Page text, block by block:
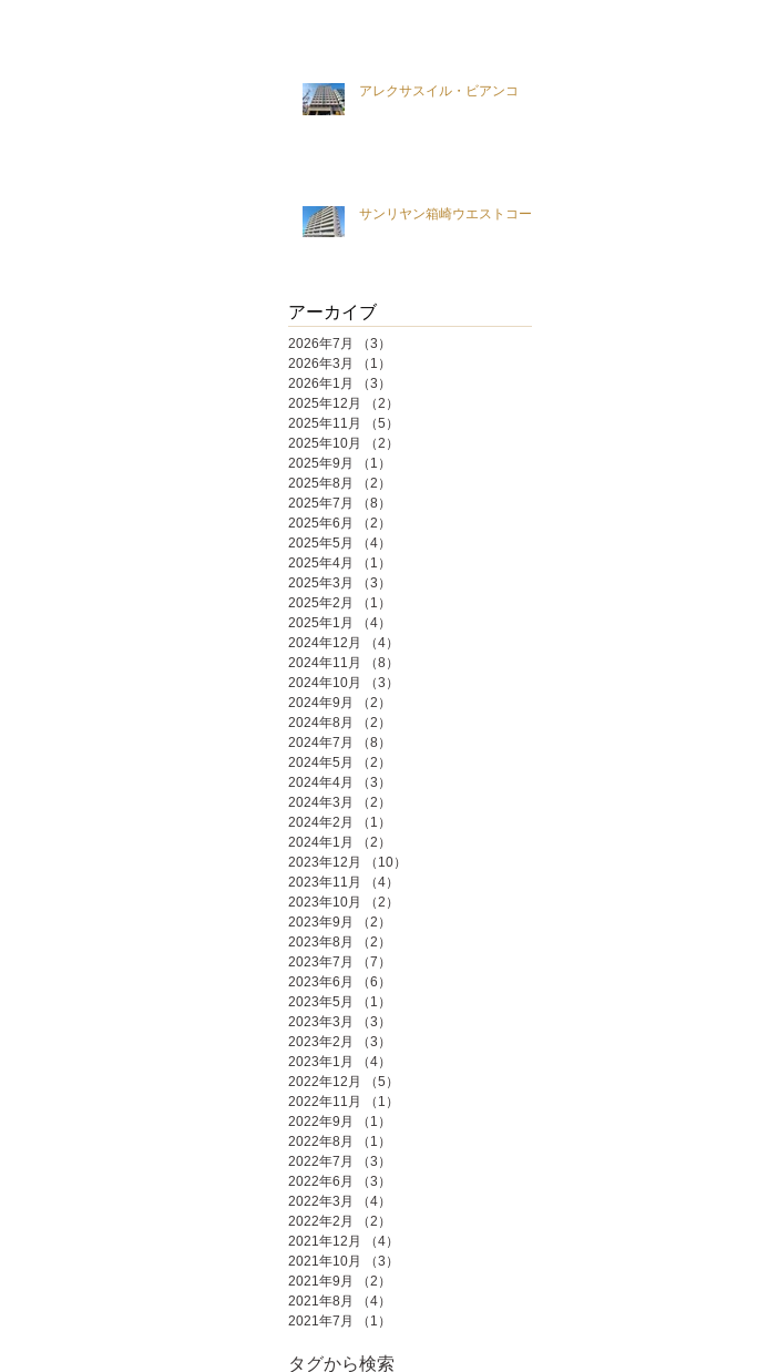
アレクサスイル・ビアンコ
サンリヤン箱崎ウエストコート
アーカイブ
2026年7月 （3）
2026年3月
（1）
2026年1月
（3）
2025年12月
（2）
2025年11月
（5）
2025年10月
（2）
2025年9月
（1）
2025年8月
（2）
2025年7月
（8）
2025年6月
（2）
2025年5月
（4）
2025年4月
（1）
2025年3月
（3）
2025年2月
（1）
2025年1月
（4）
2024年12月
（4）
2024年11月
（8）
2024年10月
（3）
2024年9月
（2）
2024年8月
（2）
2024年7月
（8）
2024年5月
（2）
2024年4月
（3）
2024年3月
（2）
2024年2月
（1）
2024年1月
（2）
2023年12月
（10）
2023年11月
（4）
2023年10月
（2）
2023年9月
（2）
2023年8月
（2）
2023年7月
（7）
2023年6月
（6）
2023年5月
（1）
2023年3月
（3）
2023年2月
（3）
2023年1月
（4）
2022年12月
（5）
2022年11月
（1）
2022年9月
（1）
2022年8月
（1）
2022年7月
（3）
2022年6月
（3）
2022年3月
（4）
2022年2月
（2）
2021年12月
（4）
2021年10月
（3）
2021年9月
（2）
2021年8月
（4）
2021年7月
（1）
タグから検索